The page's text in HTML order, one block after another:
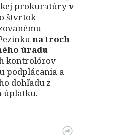
prokuratúryv
štvrtok
na troch
úradu
kontrolórov
podplácania a
dohľadu z
úplatku.